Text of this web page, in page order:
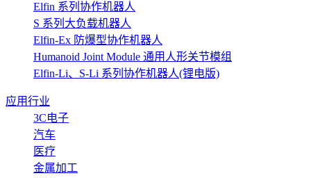
Elfin 系列协作机器人
S 系列大负载机器人
Elfin-Ex 防爆型协作机器人
Humanoid Joint Module 通用人形关节模组
Elfin-Li、S-Li 系列协作机器人(锂电版)
应用行业
3C电子
汽车
医疗
金属加工